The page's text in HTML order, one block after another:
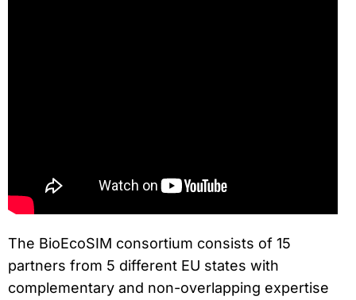
The BioEcoSIM consortium consists of 15
partners from 5 different EU states with
complementary and non-overlapping expertise